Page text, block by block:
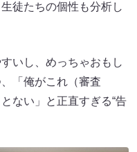
徒たちの個性も分析し
いし、めっちゃおもし
「俺がこれ（審査
ない」と正直すぎる“告